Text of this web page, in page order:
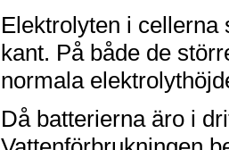
Elektrolyten i cellerna
kant. På både de
normala
Då batterierna äro i